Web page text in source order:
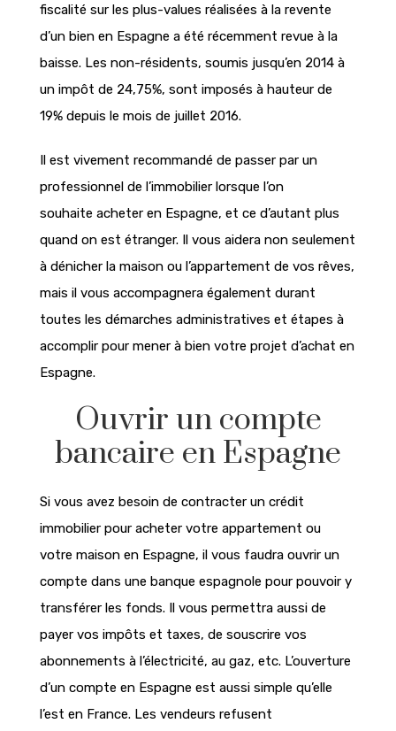
fiscalité sur les plus-values réalisées à la revente
d’un bien en Espagne a été récemment revue à la
baisse. Les non-résidents, soumis jusqu’en 2014 à
un impôt de 24,75%, sont imposés à hauteur de
19% depuis le mois de juillet 2016.
Il est vivement recommandé de passer par un
professionnel de l’immobilier lorsque l’on
souhaite acheter en Espagne, et ce d’autant plus
quand on est étranger. Il vous aidera non seulement
à dénicher la maison ou l’appartement de vos rêves,
mais il vous accompagnera également durant
toutes les démarches administratives et étapes à
accomplir pour mener à bien votre projet d’achat en
Espagne.
Ouvrir un compte
bancaire en Espagne
Si vous avez besoin de contracter un crédit
immobilier pour acheter votre appartement ou
votre maison en Espagne, il vous faudra ouvrir un
compte dans une banque espagnole pour pouvoir y
transférer les fonds. Il vous permettra aussi de
payer vos impôts et taxes, de souscrire vos
abonnements à l’électricité, au gaz, etc. L’ouverture
d’un compte en Espagne est aussi simple qu’elle
l’est en France. Les vendeurs refusent